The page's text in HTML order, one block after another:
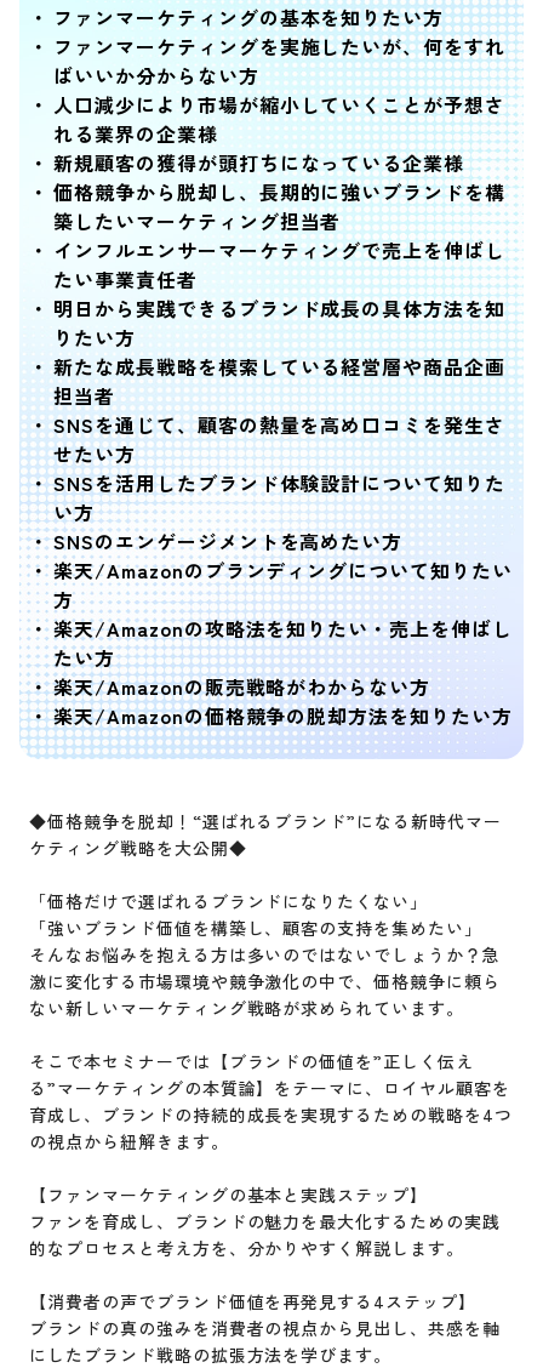
ファンマーケティングの基本を知りたい方
ファンマーケティングを実施したいが、何をすれ
ばいいか分からない方
人口減少により市場が縮小していくことが予想さ
れる業界の企業様
新規顧客の獲得が頭打ちになっている企業様
価格競争から脱却し、長期的に強いブランドを構
築したいマーケティング担当者
インフルエンサーマーケティングで売上を伸ばし
たい事業責任者
明日から実践できるブランド成長の具体方法を知
りたい方
新たな成長戦略を模索している経営層や商品企画
担当者
SNSを通じて、顧客の熱量を高め口コミを発生さ
せたい方
SNSを活用したブランド体験設計について知りた
い方
SNSのエンゲージメントを高めたい方
楽天/Amazonのブランディングについて知りたい
方
楽天/Amazonの攻略法を知りたい・売上を伸ばし
たい方
楽天/Amazonの販売戦略がわからない方
楽天/Amazonの価格競争の脱却方法を知りたい方
◆価格競争を脱却！“選ばれるブランド”になる新時代マー
ケティング戦略を大公開◆
「価格だけで選ばれるブランドになりたくない」
「強いブランド価値を構築し、顧客の支持を集めたい」
そんなお悩みを抱える方は多いのではないでしょうか？急
激に変化する市場環境や競争激化の中で、価格競争に頼ら
ない新しいマーケティング戦略が求められています。
そこで本セミナーでは【ブランドの価値を”正しく伝え
る”マーケティングの本質論】をテーマに、ロイヤル顧客を
育成し、ブランドの持続的成長を実現するための戦略を4つ
の視点から紐解きます。
【ファンマーケティングの基本と実践ステップ】
ファンを育成し、ブランドの魅力を最大化するための実践
的なプロセスと考え方を、分かりやすく解説します。
【消費者の声でブランド価値を再発見する4ステップ】
ブランドの真の強みを消費者の視点から見出し、共感を軸
にしたブランド戦略の拡張方法を学びます。